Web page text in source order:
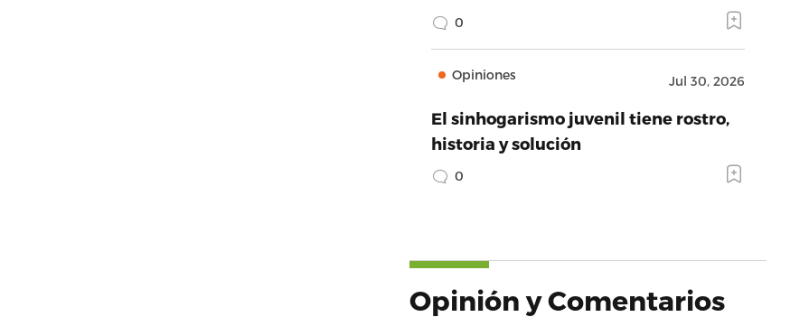
0
Opiniones Jul 30, 2026
El sinhogarismo juvenil tiene rostro,
historia y solución
0
Opinión y Comentarios